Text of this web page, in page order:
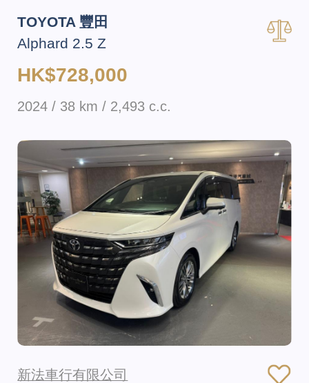
TOYOTA 豐田
Alphard 2.5 Z
HK$728,000
2024 / 38 km / 2,493 c.c.
新法車行有限公司